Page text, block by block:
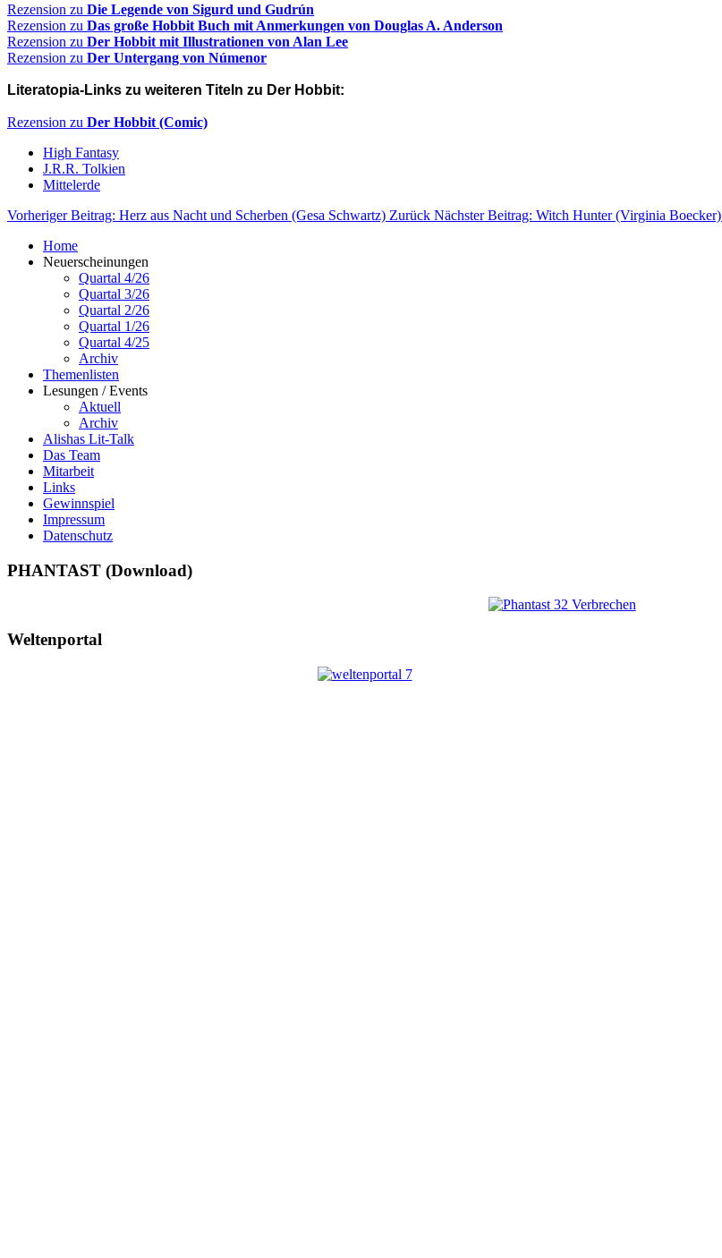
Rezension zu Die Legende von Sigurd und Gudrún
Rezension zu Das große Hobbit Buch mit Anmerkungen von Douglas A. Anderson
Rezension zu Der Hobbit mit Illustrationen von Alan Lee
Rezension zu Der Untergang von Númenor
Literatopia-Links zu weiteren Titeln zu Der Hobbit:
Rezension zu Der Hobbit (Comic)
High Fantasy
J.R.R. Tolkien
Mittelerde
Vorheriger Beitrag: Herz aus Nacht und Scherben (Gesa Schwartz) Zurück Nächster Beitrag: Witch Hunter (Virginia Boecker)
Home
Neuerscheinungen
Quartal 4/26
Quartal 3/26
Quartal 2/26
Quartal 1/26
Quartal 4/25
Archiv
Themenlisten
Lesungen / Events
Aktuell
Archiv
Alishas Lit-Talk
Das Team
Mitarbeit
Links
Gewinnspiel
Impressum
Datenschutz
PHANTAST (Download)
Weltenportal